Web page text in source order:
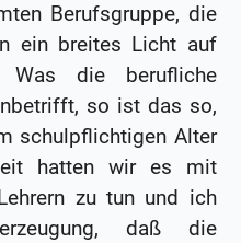
Berufsgruppe, die
ein breites Licht auf
Was die berufliche
so ist das so,
schulpflichtigen Alter
hatten wir es mit
zu tun und ich
daß die